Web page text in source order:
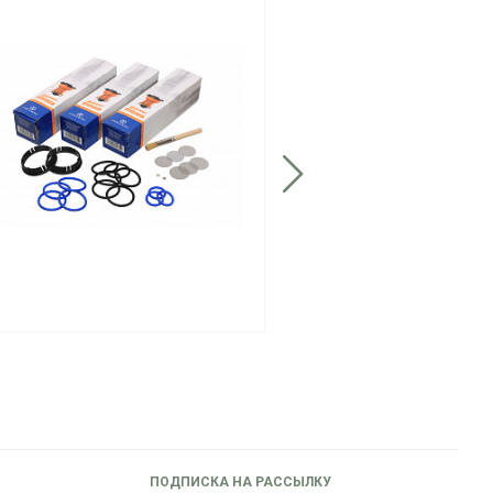
ПОДПИСКА НА РАССЫЛКУ